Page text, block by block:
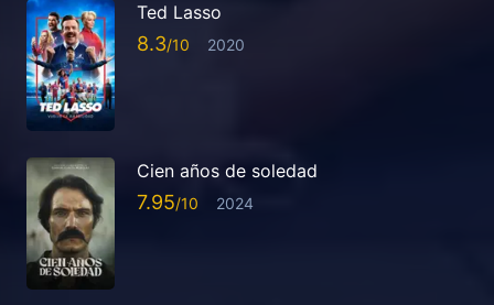
Ted Lasso
8.3 2020
Cien años de soledad
7.95 2024